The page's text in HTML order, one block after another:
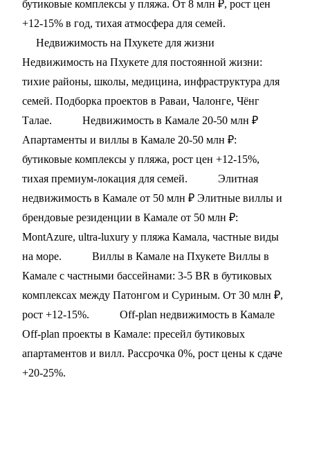
бутиковые комплексы у пляжа. От 8 млн ₽, рост цен
+12-15% в год, тихая атмосфера для семей.
Недвижимость на Пхукете для жизни
Недвижимость на Пхукете для постоянной жизни:
тихие районы, школы, медицина, инфраструктура для
семей. Подборка проектов в Раваи, Чалонге, Чёнг
Талае.
Недвижимость в Камале 20-50 млн ₽
Апартаменты и виллы в Камале 20-50 млн ₽:
бутиковые комплексы у пляжа, рост цен +12-15%,
тихая премиум-локация для семей.
Элитная
недвижимость в Камале от 50 млн ₽ Элитные виллы и
брендовые резиденции в Камале от 50 млн ₽:
MontAzure, ultra-luxury у пляжа Камала, частные виды
на море.
Виллы в Камале на Пхукете Виллы в
Камале с частными бассейнами: 3-5 BR в бутиковых
комплексах между Патонгом и Суриным. От 30 млн ₽,
рост +12-15%.
Off-plan недвижимость в Камале
Off-plan проекты в Камале: пресейл бутиковых
апартаментов и вилл. Рассрочка 0%, рост цены к сдаче
+20-25%.